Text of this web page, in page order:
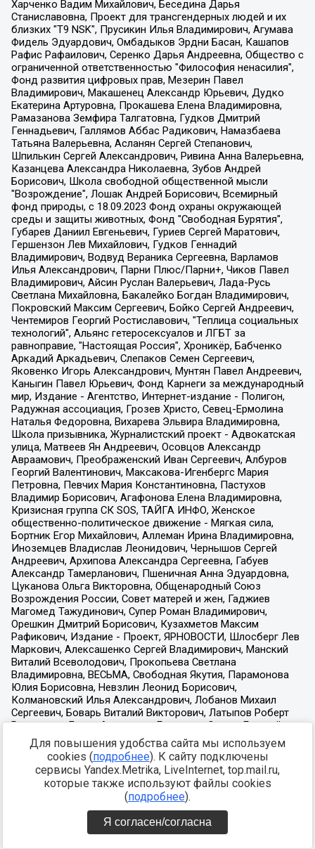
Для повышения удобства сайта мы используем
cookies (подробнее). К сайту подключены
сервисы Yandex.Metrika, LiveInternet, top.mail.ru,
которые также используют файлы cookies
(подробнее).
Я согласен/согласна